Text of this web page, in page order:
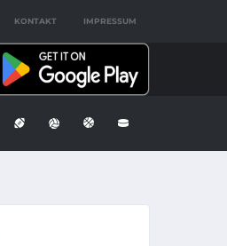
KONTAKT IMPRESSUM